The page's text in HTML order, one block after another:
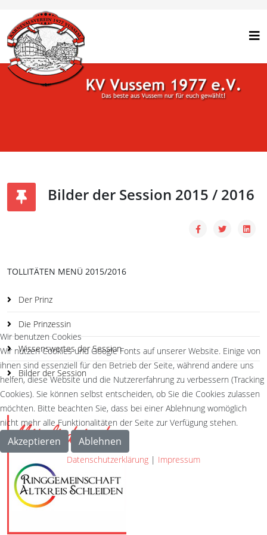
Bilder der Session 2015 / 2016
TOLLITÄTEN MENÜ 2015/2016
Der Prinz
Die Prinzessin
Wissenswertes der Session
Bilder der Session
Wir benutzen Cookies
Wir nutzen Cookies und Google Fonts auf unserer Website. Einige von
ihnen sind essenziell für den Betrieb der Seite, während andere uns
helfen, diese Website und die Nutzererfahrung zu verbessern (Tracking
Cookies). Sie können selbst entscheiden, ob Sie die Cookies zulassen
möchten. Bitte beachten Sie, dass bei einer Ablehnung womöglich
nicht mehr alle Funktionalitäten der Seite zur Verfügung stehen.
Akzeptieren Ablehnen
Datenschutzerklärung | Impressum